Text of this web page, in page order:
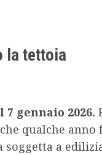
la tettoia
7 gennaio 2026.
qualche
a